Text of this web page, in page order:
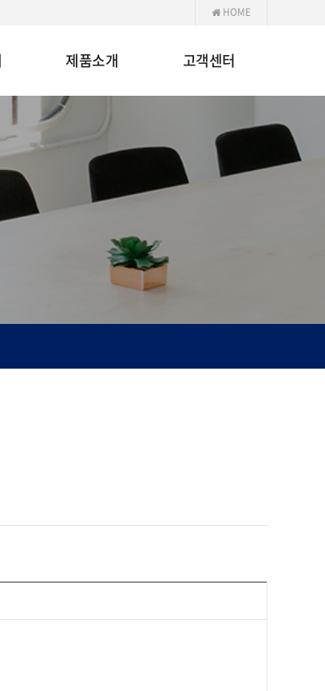
HOME
제품소개 고객센터